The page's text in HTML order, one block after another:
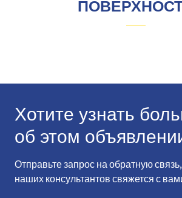
Хотите узнать
об этом
Отправьте запрос на обратную
наших консультантов свяжется с